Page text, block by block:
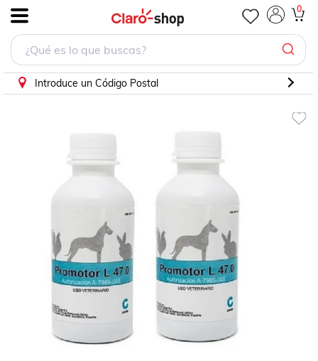
0
Introduce un Código Postal